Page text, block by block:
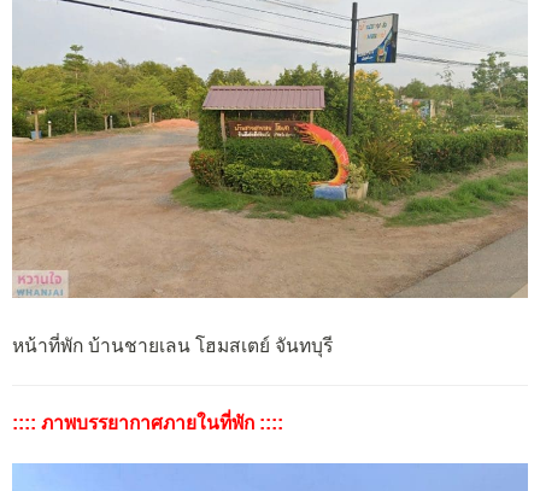
หน้าที่พัก บ้านชายเลน โฮมสเตย์ จันทบุรี
:::: ภาพบรรยากาศภายในที่พัก ::::